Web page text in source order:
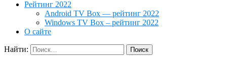
Рейтинг 2022
Android TV Box — рейтинг 2022
Windows TV Box – рейтинг 2022
О сайте
Найти: